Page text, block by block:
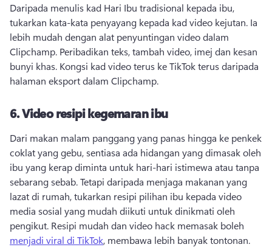
Daripada menulis kad Hari Ibu tradisional kepada ibu,
tukarkan kata-kata penyayang kepada kad video kejutan. Ia
lebih mudah dengan alat penyuntingan video dalam
Clipchamp. Peribadikan teks, tambah video, imej dan kesan
bunyi khas. Kongsi kad video terus ke TikTok terus daripada
halaman eksport dalam Clipchamp.
6.Video resipi kegemaran ibu
Dari makan malam panggang yang panas hingga ke penkek
coklat yang gebu, sentiasa ada hidangan yang dimasak oleh
ibu yang kerap diminta untuk hari-hari istimewa atau tanpa
sebarang sebab. Tetapi daripada menjaga makanan yang
lazat di rumah, tukarkan resipi pilihan ibu kepada video
media sosial yang mudah diikuti untuk dinikmati oleh
pengikut. Resipi mudah dan video hack memasak boleh
menjadi viral di TikTok, membawa lebih banyak tontonan.